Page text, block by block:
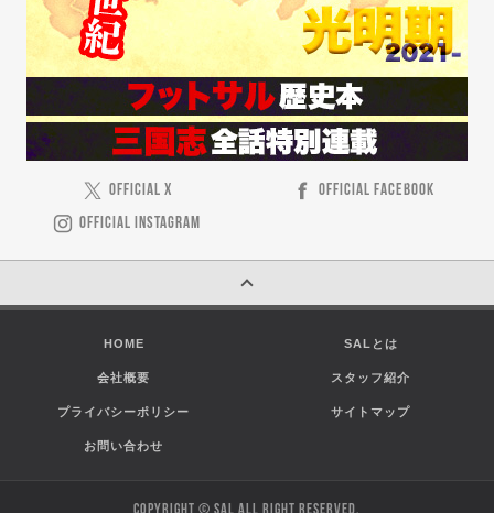
OFFICIAL X
OFFICIAL FACEBOOK
OFFICIAL INSTAGRAM
HOME SALとは
会社概要 スタッフ紹介
プライバシーポリシー サイトマップ
お問い合わせ